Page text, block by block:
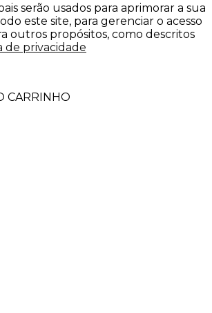
serão usados para aprimorar a sua
este site, para gerenciar o acesso
outros propósitos, como descritos
de privacidade
CARRINHO